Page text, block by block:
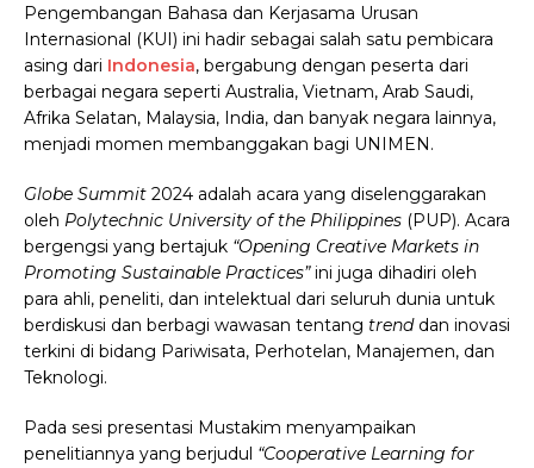
Pengembangan Bahasa dan Kerjasama Urusan
Internasional (KUI) ini hadir sebagai salah satu pembicara
asing dari Indonesia, bergabung dengan peserta dari
berbagai negara seperti Australia, Vietnam, Arab Saudi,
Afrika Selatan, Malaysia, India, dan banyak negara lainnya,
menjadi momen membanggakan bagi UNIMEN.
Globe Summit 2024 adalah acara yang diselenggarakan
oleh Polytechnic University of the Philippines (PUP). Acara
bergengsi yang bertajuk “Opening Creative Markets in
Promoting Sustainable Practices”ini juga dihadiri oleh
para ahli, peneliti, dan intelektual dari seluruh dunia untuk
berdiskusi dan berbagi wawasan tentang trenddan inovasi
terkini di bidang Pariwisata, Perhotelan, Manajemen, dan
Teknologi.
Pada sesi presentasi Mustakim menyampaikan
penelitiannya yang berjudul “Cooperative Learning for